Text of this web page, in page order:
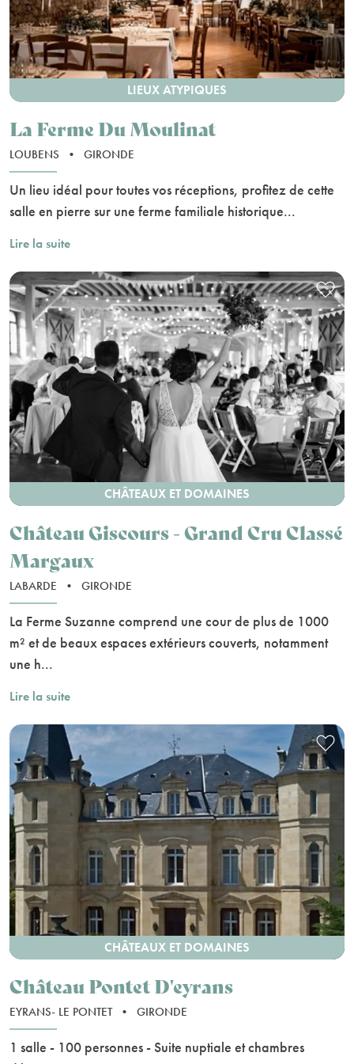
LIEUX ATYPIQUES
La Ferme Du Moulinat
LOUBENS • GIRONDE
Un lieu idéal pour toutes vos réceptions, profitez de cette
salle en pierre sur une ferme familiale historique...
Lire la suite
CHÂTEAUX ET DOMAINES
Château Giscours - Grand Cru Classé
Margaux
LABARDE • GIRONDE
La Ferme Suzanne comprend une cour de plus de 1000
m² et de beaux espaces extérieurs couverts, notamment
une h...
Lire la suite
CHÂTEAUX ET DOMAINES
Château Pontet D'eyrans
EYRANS- LE PONTET • GIRONDE
1 salle - 100 personnes - Suite nuptiale et chambres